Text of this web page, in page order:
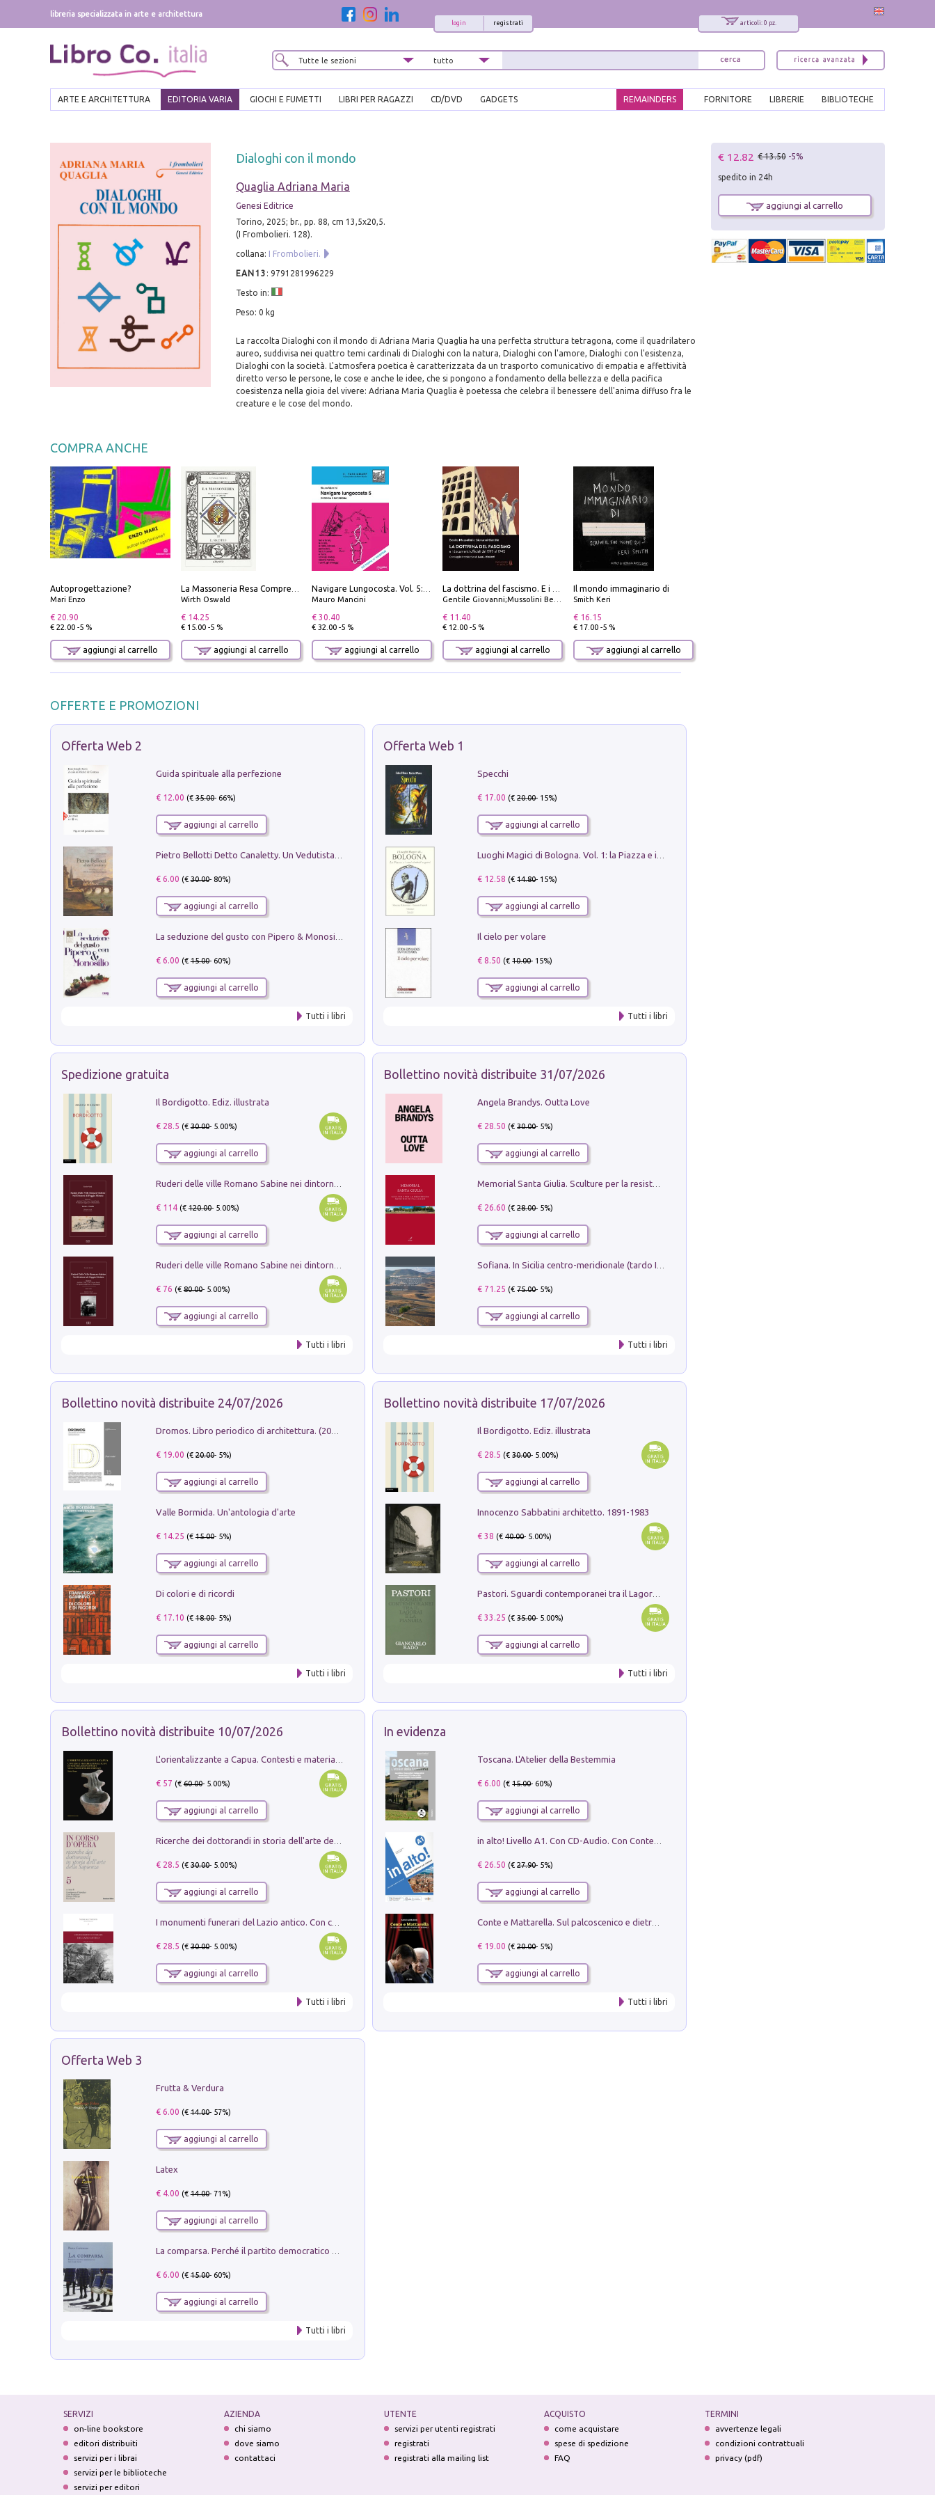
libreria specializzata in arte e architettura
articoli: 0 pz.
registrati
login
ARTE E ARCHITETTURA EDITORIA VARIA GIOCHI E FUMETTI LIBRI PER RAGAZZI CD/DVD GADGETS BIBLIOTECHE
LIBRERIE
FORNITORE
REMAINDERS
Dialoghi con il mondo
Quaglia Adriana Maria
Genesi Editrice
Torino, 2025; br., pp. 88, cm 13,5x20,5.
(I Frombolieri. 128).
collana: I Frombolieri.
EAN13 : 9791281996229
Testo in:
Peso: 0 kg
La raccolta Dialoghi con il mondo di Adriana Maria Quaglia ha una perfetta struttura tetragona, come il quadrilatero
aureo, suddivisa nei quattro temi cardinali di Dialoghi con la natura, Dialoghi con l'amore, Dialoghi con l'esistenza,
Dialoghi con la società. L'atmosfera poetica è caratterizzata da un trasporto comunicativo di empatia e affettività
diretto verso le persone, le cose e anche le idee, che si pongono a fondamento della bellezza e della pacifica
coesistenza nella gioia del vivere: Adriana Maria Quaglia è poetessa che celebra il benessere dell'anima diffuso fra le
creature e le cose del mondo.
COMPRA ANCHE
Autoprogettazione?
Mari Enzo
€ 20.90
€ 22.00 -5 %
aggiungi al carrello
Wirth Oswald
€ 14.25
€ 15.00 -5 %
aggiungi al carrello
Mauro Mancini
€ 30.40
€ 32.00 -5 %
aggiungi al carrello
Gentile Giovanni;Mussolini Benito
€ 11.40
€ 12.00 -5 %
aggiungi al carrello
Il mondo immaginario di
Smith Keri
€ 16.15
€ 17.00 -5 %
aggiungi al carrello
OFFERTE E PROMOZIONI
Offerta Web 2
Guida spirituale alla perfezione
€ 12.00 (€35.00- 66%)
aggiungi al carrello
€ 6.00 (€30.00- 80%)
aggiungi al carrello
€ 6.00 (€15.00- 60%)
aggiungi al carrello
Tutti i libri
Offerta Web 1
Specchi
€ 17.00 (€20.00- 15%)
aggiungi al carrello
€ 12.58 (€14.80- 15%)
aggiungi al carrello
Il cielo per volare
€ 8.50 (€10.00- 15%)
aggiungi al carrello
Tutti i libri
Spedizione gratuita
Il Bordigotto. Ediz. illustrata
€ 28.5 (€30.00- 5.00%)
aggiungi al carrello
€ 114(€120.00- 5.00%)
aggiungi al carrello
€ 76 (€80.00- 5.00%)
aggiungi al carrello
Tutti i libri
Bollettino novità distribuite 31/07/2026
Angela Brandys. Outta Love
€ 28.50 (€30.00- 5%)
aggiungi al carrello
€ 26.60 (€28.00- 5%)
aggiungi al carrello
€ 71.25 (€75.00- 5%)
aggiungi al carrello
Tutti i libri
Bollettino novità distribuite 24/07/2026
Dromos. Libro periodico di architettura. (2026). Vol. 15: Post-model
€ 19.00 (€20.00- 5%)
aggiungi al carrello
Valle Bormida. Un'antologia d'arte
€ 14.25 (€15.00- 5%)
aggiungi al carrello
Di colori e di ricordi
€ 17.10 (€18.00- 5%)
aggiungi al carrello
Tutti i libri
Bollettino novità distribuite 17/07/2026
Il Bordigotto. Ediz. illustrata
€ 28.5 (€30.00- 5.00%)
aggiungi al carrello
Innocenzo Sabbatini architetto. 1891-1983
€ 38 (€40.00- 5.00%)
aggiungi al carrello
€ 33.25 (€35.00- 5.00%)
aggiungi al carrello
Tutti i libri
Bollettino novità distribuite 10/07/2026
€ 57 (€60.00- 5.00%)
aggiungi al carrello
€ 28.5 (€30.00- 5.00%)
aggiungi al carrello
I monumenti funerari del Lazio antico. Con cartella con tavole
€ 28.5 (€30.00- 5.00%)
aggiungi al carrello
Tutti i libri
In evidenza
Toscana. L'Atelier della Bestemmia
€ 6.00 (€15.00- 60%)
aggiungi al carrello
€ 26.50 (€27.90- 5%)
aggiungi al carrello
€ 19.00 (€20.00- 5%)
aggiungi al carrello
Tutti i libri
Offerta Web 3
Frutta & Verdura
€ 6.00 (€14.00- 57%)
aggiungi al carrello
Latex
€ 4.00 (€14.00- 71%)
aggiungi al carrello
€ 6.00 (€15.00- 60%)
aggiungi al carrello
Tutti i libri
€ 12.82 € 13.50 -5%
spedito in 24h
aggiungi al carrello
SERVIZI
on-line bookstore
editori distribuiti
servizi per i librai
servizi per le biblioteche
servizi per editori
AZIENDA
chi siamo
dove siamo
contattaci
UTENTE
servizi per utenti registrati
registrati
registrati alla mailing list
ACQUISTO
come acquistare
spese di spedizione
FAQ
TERMINI
avvertenze legali
condizioni contrattuali
privacy (pdf)
x
Interessato ai nostri libri?
Sarai informato delle nostre novità, potrai
comunque cancellarti quando desideri.
modulo di iscrizione